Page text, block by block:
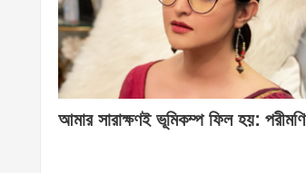
আমার সারাক্ষণই ভূমিকম্প ফিল হয়: পরীমণি